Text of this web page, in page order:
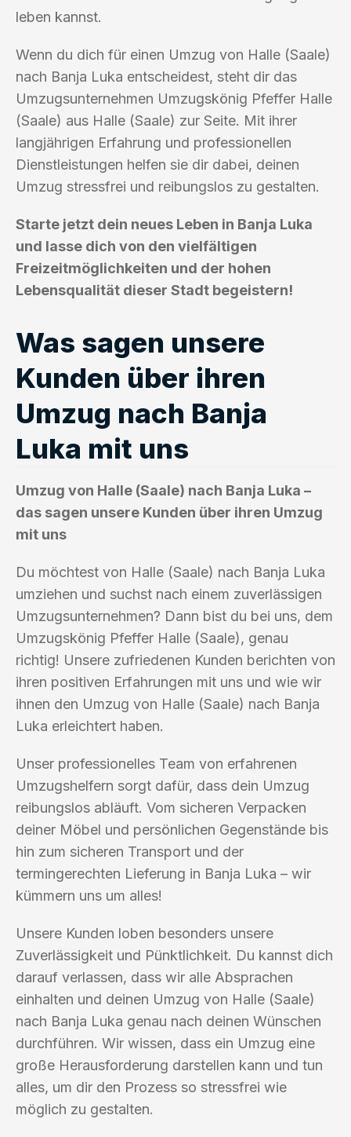
leben kannst.
Wenn du dich für einen Umzug von Halle (Saale)
nach Banja Luka entscheidest, steht dir das
Umzugsunternehmen Umzugskönig Pfeffer Halle
(Saale) aus Halle (Saale) zur Seite. Mit ihrer
langjährigen Erfahrung und professionellen
Dienstleistungen helfen sie dir dabei, deinen
Umzug stressfrei und reibungslos zu gestalten.
Starte jetzt dein neues Leben in Banja Luka
und lasse dich von den vielfältigen
Freizeitmöglichkeiten und der hohen
Lebensqualität dieser Stadt begeistern!
Was sagen unsere
Kunden über ihren
Umzug nach Banja
Luka mit uns
Umzug von Halle (Saale) nach Banja Luka –
das sagen unsere Kunden über ihren Umzug
mit uns
Du möchtest von Halle (Saale) nach Banja Luka
umziehen und suchst nach einem zuverlässigen
Umzugsunternehmen? Dann bist du bei uns, dem
Umzugskönig Pfeffer Halle (Saale), genau
richtig! Unsere zufriedenen Kunden berichten von
ihren positiven Erfahrungen mit uns und wie wir
ihnen den Umzug von Halle (Saale) nach Banja
Luka erleichtert haben.
Unser professionelles Team von erfahrenen
Umzugshelfern sorgt dafür, dass dein Umzug
reibungslos abläuft. Vom sicheren Verpacken
deiner Möbel und persönlichen Gegenstände bis
hin zum sicheren Transport und der
termingerechten Lieferung in Banja Luka – wir
kümmern uns um alles!
Unsere Kunden loben besonders unsere
Zuverlässigkeit und Pünktlichkeit. Du kannst dich
darauf verlassen, dass wir alle Absprachen
einhalten und deinen Umzug von Halle (Saale)
nach Banja Luka genau nach deinen Wünschen
durchführen. Wir wissen, dass ein Umzug eine
große Herausforderung darstellen kann und tun
alles, um dir den Prozess so stressfrei wie
möglich zu gestalten.